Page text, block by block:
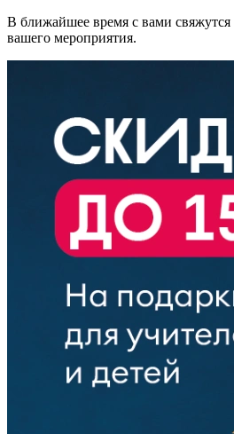
В ближайшее время с вами свяжутся
вашего мероприятия.